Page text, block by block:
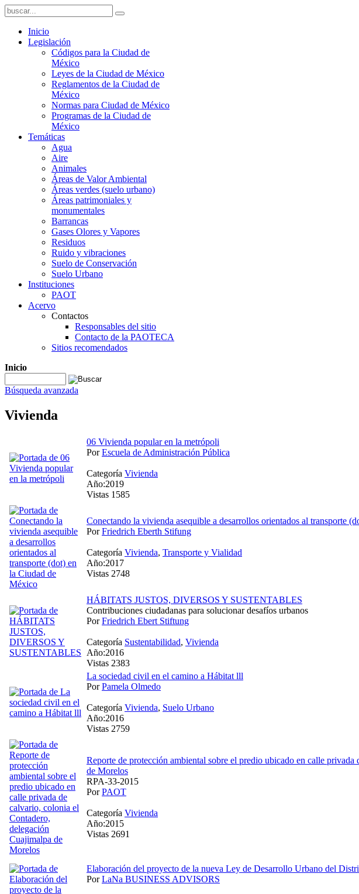
Inicio
Legislación
Códigos para la Ciudad de
México
Leyes de la Ciudad de México
Reglamentos de la Ciudad de
México
Normas para Ciudad de México
Programas de la Ciudad de
México
Temáticas
Agua
Aire
Animales
Áreas de Valor Ambiental
Áreas verdes (suelo urbano)
Áreas patrimoniales y
monumentales
Barrancas
Gases Olores y Vapores
Residuos
Ruido y vibraciones
Suelo de Conservación
Suelo Urbano
Instituciones
PAOT
Acervo
Contactos
Responsables del sitio
Contacto de la PAOTECA
Sitios recomendados
Inicio
Búsqueda avanzada
Vivienda
06 Vivienda popular en la metrópoli
PorEscuela de Administración Pública
Categoría Vivienda
Año:2019
Vistas 1585
Conectando la vivienda asequible a desarrollos orientados al transporte
PorFriedrich Eberth Stifung
Categoría Vivienda, Transporte y Vialidad
Año:2017
Vistas 2748
HÁBITATS JUSTOS, DIVERSOS Y SUSTENTABLES
Contribuciones ciudadanas para solucionar desafíos urbanos
PorFriedrich Ebert Stiftung
Categoría Sustentabilidad, Vivienda
Año:2016
Vistas 2383
La sociedad civil en el camino a Hábitat lll
PorPamela Olmedo
Categoría Vivienda, Suelo Urbano
Año:2016
Vistas 2759
Reporte de protección ambiental sobre el predio ubicado en calle
de Morelos
RPA-33-2015
PorPAOT
Categoría Vivienda
Año:2015
Vistas 2691
Elaboración del proyecto de la nueva Ley de Desarrollo Urbano del
PorLaNa BUSINESS ADVISORS